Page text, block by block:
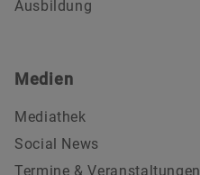
Ausbildung
Medien
Mediathek
Social News
Termine & Veranstaltungen